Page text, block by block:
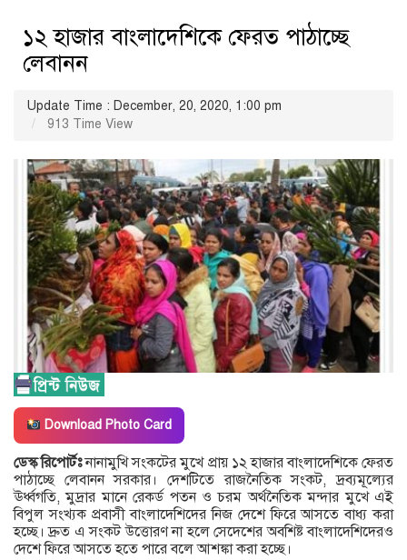
১২ হাজার বাংলাদেশিকে ফেরত পাঠাচ্ছে
লেবানন
Update Time : December, 20, 2020, 1:00 pm
913 Time View
Download Photo Card
ডেস্ক রিপোর্টঃনানামুখি সংকটের মুখে প্রায় ১২ হাজার বাংলাদেশিকে ফেরত
পাঠাচ্ছে লেবানন সরকার। দেশটিতে রাজনৈতিক সংকট, দ্রব্যমূল্যের
ঊর্ধ্বগতি, মুদ্রার মানে রেকর্ড পতন ও চরম অর্থনৈতিক মন্দার মুখে এই
বিপুল সংখ্যক প্রবাসী বাংলাদেশিদের নিজ দেশে ফিরে আসতে বাধ্য করা
হচ্ছে। দ্রুত এ সংকট উত্তোরণ না হলে সেদেশের অবশিষ্ট বাংলাদেশিদেরও
দেশে ফিরে আসতে হতে পারে বলে আশঙ্কা করা হচ্ছে।